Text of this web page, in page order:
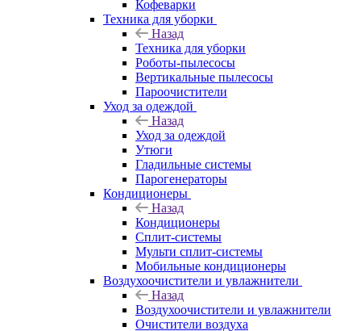
Кофеварки
Техника для уборки
Назад
Техника для уборки
Роботы-пылесосы
Вертикальные пылесосы
Пароочистители
Уход за одеждой
Назад
Уход за одеждой
Утюги
Гладильные системы
Парогенераторы
Кондиционеры
Назад
Кондиционеры
Сплит-системы
Мульти сплит-системы
Мобильные кондиционеры
Воздухоочистители и увлажнители
Назад
Воздухоочистители и увлажнители
Очистители воздуха